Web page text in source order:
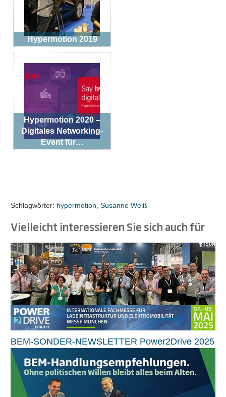
Hypermotion 2019
Hypermotion 2020 –
Digitales Networking-
Event für…
Schlagwörter: hypermotion, Susanne Weiß
Vielleicht interessieren Sie sich auch für
BEM-SONDER-NEWSLETTER Power2Drive 2025